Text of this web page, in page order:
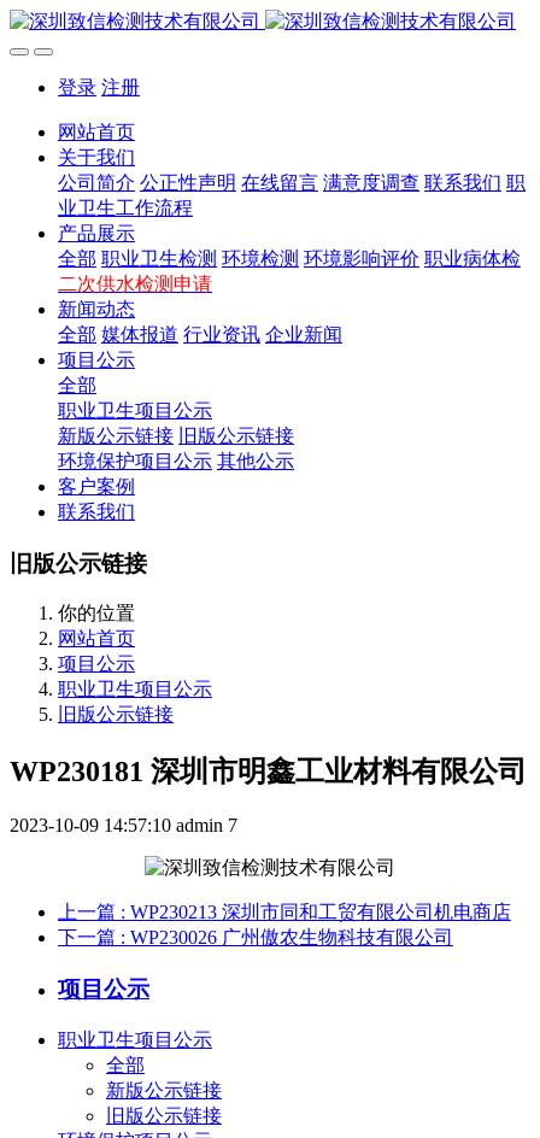
登录 注册
网站首页
关于我们
公司简介 公正性声明 在线留言 满意度调查 联系我们 职
业卫生工作流程
产品展示
全部 职业卫生检测 环境检测 环境影响评价 职业病体检
二次供水检测申请
新闻动态
全部 媒体报道 行业资讯 企业新闻
项目公示
全部
职业卫生项目公示
新版公示链接
旧版公示链接
环境保护项目公示 其他公示
客户案例
联系我们
旧版公示链接
你的位置
网站首页
项目公示
职业卫生项目公示
旧版公示链接
WP230181 深圳市明鑫工业材料有限公司
2023-10-09 14:57:10 admin 7
上一篇 : WP230213 深圳市同和工贸有限公司机电商店
下一篇 : WP230026 广州傲农生物科技有限公司
项目公示
职业卫生项目公示
全部
新版公示链接
旧版公示链接